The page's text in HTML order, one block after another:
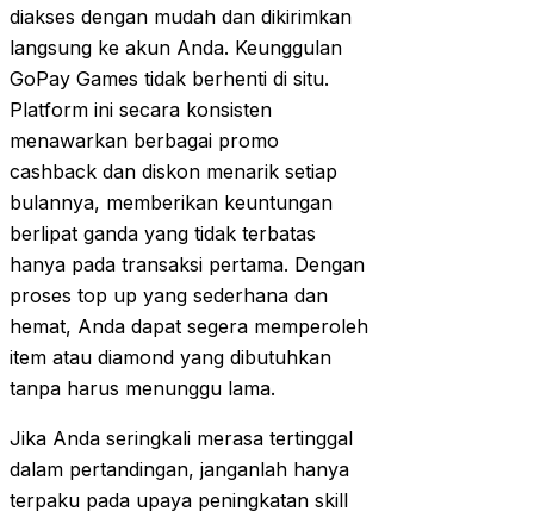
diakses dengan mudah dan dikirimkan
langsung ke akun Anda. Keunggulan
GoPay Games tidak berhenti di situ.
Platform ini secara konsisten
menawarkan berbagai promo
cashback dan diskon menarik setiap
bulannya, memberikan keuntungan
berlipat ganda yang tidak terbatas
hanya pada transaksi pertama. Dengan
proses top up yang sederhana dan
hemat, Anda dapat segera memperoleh
item atau diamond yang dibutuhkan
tanpa harus menunggu lama.
Jika Anda seringkali merasa tertinggal
dalam pertandingan, janganlah hanya
terpaku pada upaya peningkatan skill